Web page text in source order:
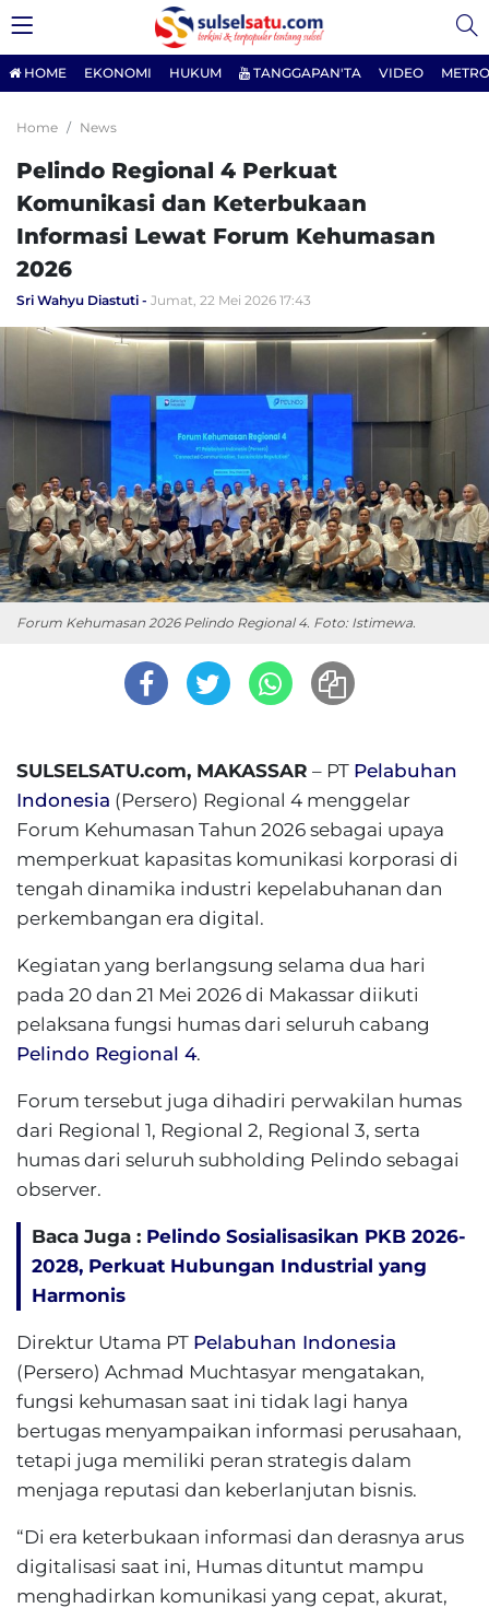
HOME EKONOMI HUKUM TANGGAPAN'TA VIDEO
Home News
Pelindo Regional 4 Perkuat
Komunikasi dan Keterbukaan
Informasi Lewat Forum Kehumasan
2026
Sri Wahyu Diastuti Jumat, 22 Mei 2026 17:43
Forum Kehumasan 2026 Pelindo Regional 4. Foto: Istimewa.
SULSELSATU.com, MAKASSAR – PT Pelabuhan
Indonesia (Persero) Regional 4 menggelar
Forum Kehumasan Tahun 2026 sebagai upaya
memperkuat kapasitas komunikasi korporasi di
tengah dinamika industri kepelabuhanan dan
perkembangan era digital.
Kegiatan yang berlangsung selama dua hari
pada 20 dan 21 Mei 2026 di Makassar diikuti
pelaksana fungsi humas dari seluruh cabang
Pelindo Regional 4.
Forum tersebut juga dihadiri perwakilan humas
dari Regional 1, Regional 2, Regional 3, serta
humas dari seluruh subholding Pelindo sebagai
observer.
Baca Juga : Pelindo Sosialisasikan PKB 2026-
2028, Perkuat Hubungan Industrial yang
Harmonis
Direktur Utama PT Pelabuhan Indonesia
(Persero) Achmad Muchtasyar mengatakan,
fungsi kehumasan saat ini tidak lagi hanya
bertugas menyampaikan informasi perusahaan,
tetapi juga memiliki peran strategis dalam
menjaga reputasi dan keberlanjutan bisnis.
“Di era keterbukaan informasi dan derasnya arus
digitalisasi saat ini, Humas dituntut mampu
menghadirkan komunikasi yang cepat, akurat,